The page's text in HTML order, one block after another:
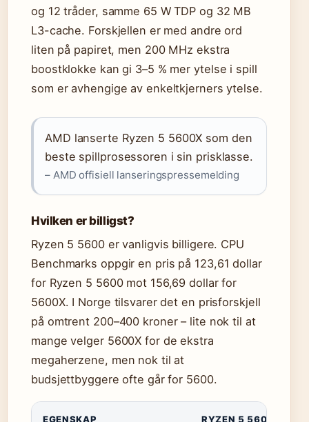
og 12 tråder, samme 65 W TDP og 32 MB
L3-cache. Forskjellen er med andre ord
liten på papiret, men 200 MHz ekstra
boostklokke kan gi 3–5 % mer ytelse i spill
som er avhengige av enkeltkjerners ytelse.
AMD lanserte Ryzen 5 5600X som den
beste spillprosessoren i sin prisklasse.
– AMD offisiell lanseringspressemelding
Hvilken er billigst?
Ryzen 5 5600 er vanligvis billigere. CPU
Benchmarks oppgir en pris på 123,61 dollar
for Ryzen 5 5600 mot 156,69 dollar for
5600X. I Norge tilsvarer det en prisforskjell
på omtrent 200–400 kroner – lite nok til at
mange velger 5600X for de ekstra
megaherzene, men nok til at
budsjettbyggere ofte går for 5600.
EGENSKAP RYZEN 5 5600X